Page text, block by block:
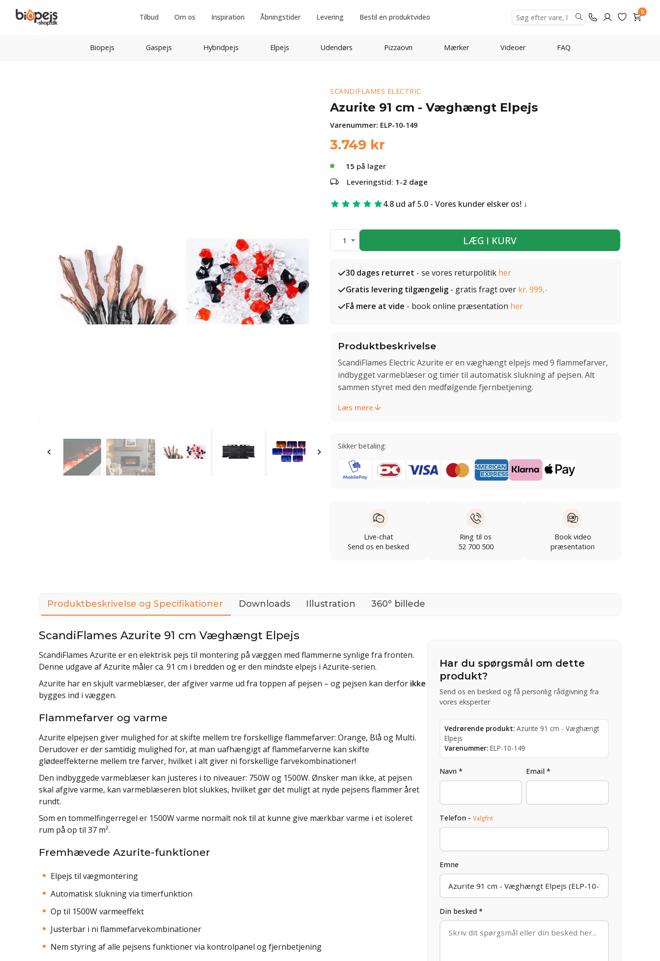
Tilbud Om os Inspiration Åbningstider Levering Bestil en produktvideo
0
Biopejs Gaspejs Hybridpejs Elpejs Udendørs Pizzaovn Mærker Videoer FAQ
SCANDIFLAMES ELECTRIC
Azurite 91 cm - Væghængt Elpejs
Varenummer: ELP-10-149
3.749 kr
15 på lager
Leveringstid: 1-2 dage
4.8 ud af 5.0 - Vores kunder elsker os!
1 LÆG I KURV
30 dages returret - se vores returpolitik her
Gratis levering tilgængelig - gratis fragt over kr. 999,-
Få mere at vide - book online præsentation her
Produktbeskrivelse
ScandiFlames Electric Azurite er en væghængt elpejs med 9 flammefarver,
indbygget varmeblæser og timer til automatisk slukning af pejsen. Alt
sammen styret med den medfølgende fjernbetjening.
Læs mere
Sikker betaling:
Live-chat
Send os en besked
Ring til os
52 700 500
Book video
præsentation
Produktbeskrivelse og Specifikationer Downloads Illustration 360° billede
ScandiFlames Azurite 91 cm Væghængt Elpejs
ScandiFlames Azurite er en elektrisk pejs til montering på væggen med flammerne synlige fra fronten.
Denne udgave af Azurite måler ca. 91 cm i bredden og er den mindste elpejs i Azurite-serien.
Azurite har en skjult varmeblæser, der afgiver varme ud fra toppen af pejsen – og pejsen kan derfor ikke
bygges ind i væggen.
Flammefarver og varme
Azurite elpejsen giver mulighed for at skifte mellem tre forskellige flammefarver: Orange, Blå og Multi.
Derudover er der samtidig mulighed for, at man uafhængigt af flammefarverne kan skifte
glødeeffekterne mellem tre farver, hvilket i alt giver ni forskellige farvekombinationer!
Den indbyggede varmeblæser kan justeres i to niveauer: 750W og 1500W. Ønsker man ikke, at pejsen
skal afgive varme, kan varmeblæseren blot slukkes, hvilket gør det muligt at nyde pejsens flammer året
rundt.
Som en tommelfingerregel er 1500W varme normalt nok til at kunne give mærkbar varme i et isoleret
rum på op til 37 m².
Fremhævede Azurite-funktioner
Elpejs til vægmontering
Automatisk slukning via timerfunktion
Op til 1500W varmeeffekt
Justerbar i ni flammefarvekombinationer
Nem styring af alle pejsens funktioner via kontrolpanel og fjernbetjening
Har du spørgsmål om dette
produkt?
Send os en besked og få personlig rådgivning fra
vores eksperter
Vedrørende produkt: Azurite 91 cm - Væghængt
Elpejs
Varenummer: ELP-10-149
Navn * Email *
Telefon - Valgfrit
Emne
Din besked *